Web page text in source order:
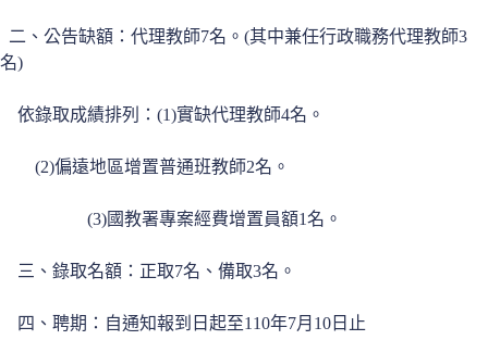
二、公告缺額：代理教師7名。(其中兼任行政職務代理教師3
名)
依錄取成績排列：(1)實缺代理教師4名。
(2)偏遠地區增置普通班教師2名。
(3)國教署專案經費增置員額1名。
三、錄取名額：正取7名、備取3名。
四、聘期：自通知報到日起至110年7月10日止